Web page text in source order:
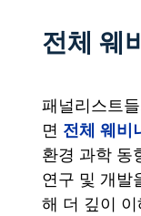
전체 웨
패널리스트
면 전체 웨비
환경 과학 동
연구 및 개발
해 더 깊이